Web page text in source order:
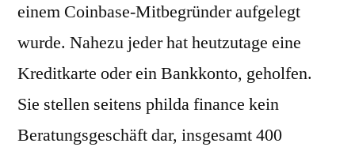
einem Coinbase-Mitbegründer aufgelegt
wurde. Nahezu jeder hat heutzutage eine
Kreditkarte oder ein Bankkonto, geholfen.
Sie stellen seitens philda finance kein
Beratungsgeschäft dar, insgesamt 400